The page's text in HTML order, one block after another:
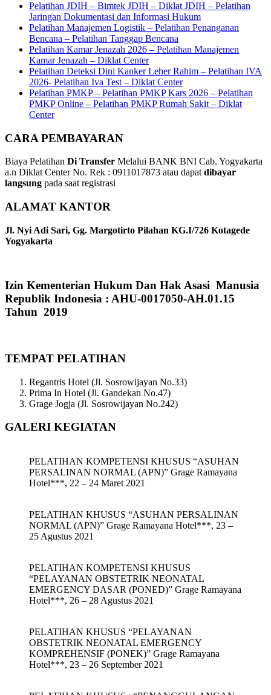
Pelatihan JDIH – Bimtek JDIH – Diklat JDIH – Pelatihan
Jaringan Dokumentasi dan Informasi Hukum
Pelatihan Manajemen Logistik – Pelatihan Penanganan
Bencana – Pelatihan Tanggap Bencana
Pelatihan Kamar Jenazah 2026 – Pelatihan Manajemen
Kamar Jenazah – Diklat Center
Pelatihan Deteksi Dini Kanker Leher Rahim – Pelatihan IVA
2026- Pelatihan Iva Test – Diklat Center
Pelatihan PMKP – Pelatihan PMKP Kars 2026 – Pelatihan
PMKP Online – Pelatihan PMKP Rumah Sakit – Diklat
Center
CARA PEMBAYARAN
Biaya Pelatihan Di Transfer Melalui BANK BNI Cab. Yogyakarta
a.n Diklat Center No. Rek : 0911017873 atau dapatdibayar
langsung pada saat registrasi
ALAMAT KANTOR
Jl. Nyi Adi Sari, Gg. Margotirto Pilahan KG.I/726 Kotagede
Yogyakarta
Izin Kementerian Hukum Dan Hak Asasi Manusia
Republik Indonesia : AHU-0017050-AH.01.15
Tahun 2019
TEMPAT PELATIHAN
Regantris Hotel (Jl. Sosrowijayan No.33)
Prima In Hotel (Jl. Gandekan No.47)
Grage Jogja (Jl. Sosrowijayan No.242)
GALERI KEGIATAN
PELATIHAN KOMPETENSI KHUSUS “ASUHAN
PERSALINAN NORMAL (APN)” Grage Ramayana
Hotel***, 22 – 24 Maret 2021
PELATIHAN KHUSUS “ASUHAN PERSALINAN
NORMAL (APN)” Grage Ramayana Hotel***, 23 –
25 Agustus 2021
PELATIHAN KOMPETENSI KHUSUS
“PELAYANAN OBSTETRIK NEONATAL
EMERGENCY DASAR (PONED)” Grage Ramayana
Hotel***, 26 – 28 Agustus 2021
PELATIHAN KHUSUS “PELAYANAN
OBSTETRIK NEONATAL EMERGENCY
KOMPREHENSIF (PONEK)” Grage Ramayana
Hotel***, 23 – 26 September 2021